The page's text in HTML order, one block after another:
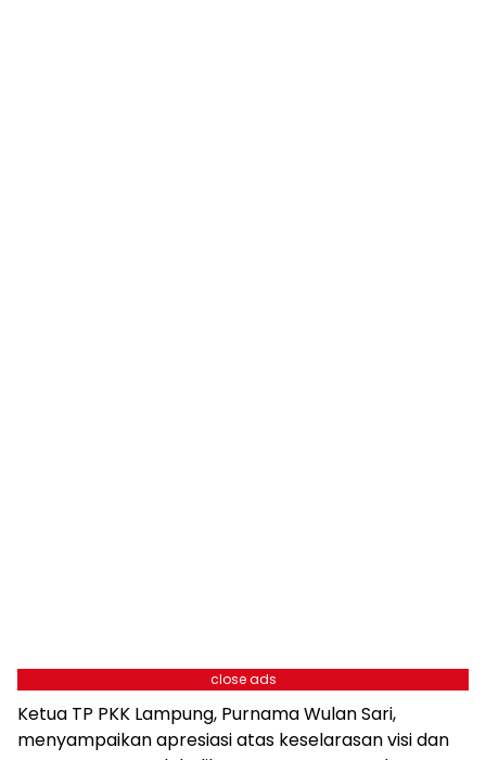
close ads
Ketua TP PKK Lampung, Purnama Wulan Sari,
menyampaikan apresiasi atas keselarasan visi dan